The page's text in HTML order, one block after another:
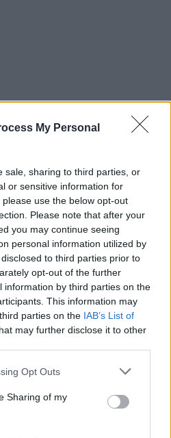
My Personal
sale, sharing to third parties, or
or sensitive information for
use the below opt-out
Please note that after your
you may continue seeing
personal information utilized by
to third parties prior to
opt-out of the further
information by third parties on the
This information may
parties on the IAB’s List of
may further disclose it to other
Opt Outs
Sharing of my